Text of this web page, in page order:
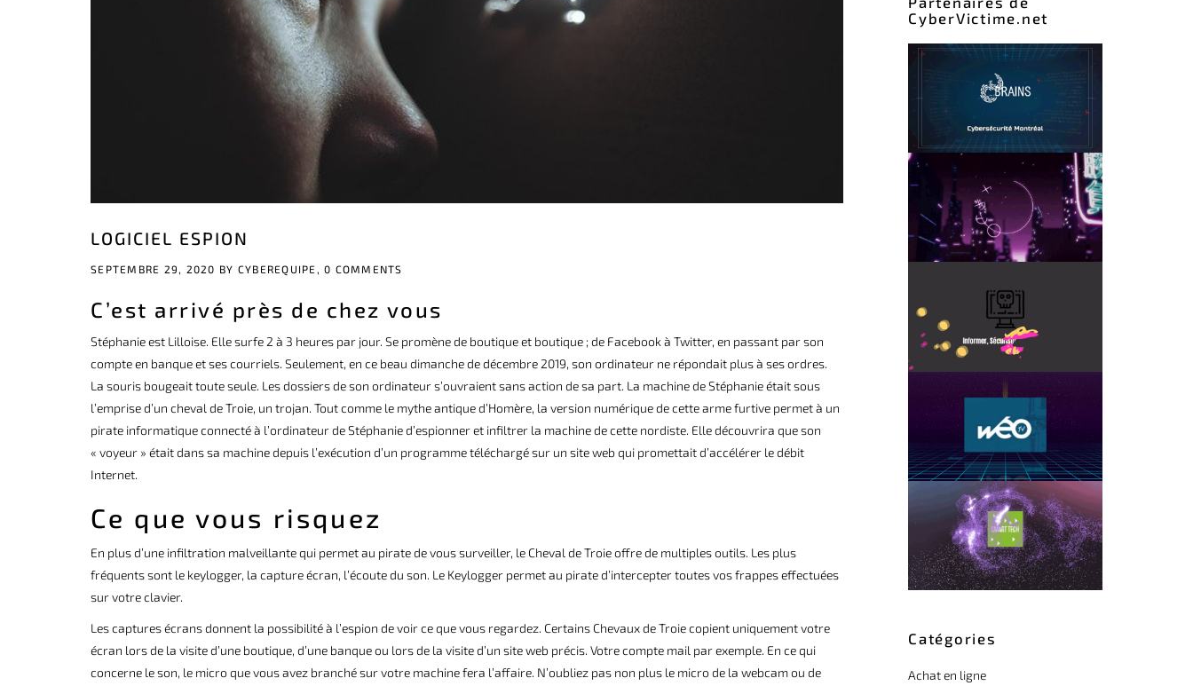
LOGICIEL ESPION
SEPTEMBRE 29, 2020 BY CYBEREQUIPE, 0 COMMENTS
C’est arrivé près de chez vous
Stéphanie est Lilloise. Elle surfe 2 à 3 heures par jour. Se promène de boutique et boutique ; de Facebook à Twitter, en passant par son
compte en banque et ses courriels. Seulement, en ce beau dimanche de décembre 2019, son ordinateur ne répondait plus à ses ordres.
La souris bougeait toute seule. Les dossiers de son ordinateur s’ouvraient sans action de sa part. La machine de Stéphanie était sous
l’emprise d’un cheval de Troie, un trojan. Tout comme le mythe antique d’Homère, la version numérique de cette arme furtive permet à un
pirate informatique connecté à l’ordinateur de Stéphanie d’espionner et infiltrer la machine de cette nordiste. Elle découvrira que son
« voyeur » était dans sa machine depuis l’exécution d’un programme téléchargé sur un site web qui promettait d’accélérer le débit
Internet.
Ce que vous risquez
En plus d’une infiltration malveillante qui permet au pirate de vous surveiller, le Cheval de Troie offre de multiples outils. Les plus
fréquents sont le keylogger, la capture écran, l’écoute du son. Le Keylogger permet au pirate d’intercepter toutes vos frappes effectuées
sur votre clavier.
Les captures écrans donnent la possibilité à l’espion de voir ce que vous regardez. Certains Chevaux de Troie copient uniquement votre
écran lors de la visite d’une boutique, d’une banque ou lors de la visite d’un site web précis. Votre compte mail par exemple. En ce qui
concerne le son, le micro que vous avez branché sur votre machine fera l’affaire. N’oubliez pas non plus le micro de la webcam ou de
CyberVictime.net
Catégories
Achat en ligne